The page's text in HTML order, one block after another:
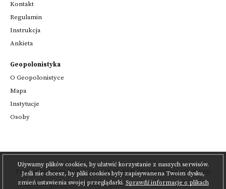
Używamy plików cookies, by ułatwić korzystanie z naszych serwisów.
Jeśli nie chcesz, by pliki cookies były zapisywanena Twoim dysku,
zmień ustawienia swojej przeglądarki. Sprawdź informacje o plikach
Kontakt
Regulamin
Instrukcja
Ankieta
Geopolonistyka
O Geopolonistyce
Mapa
Instytucje
Osoby
ProjektInstytutu Badań Literackich PANiPoznańskiego Centrum
Superkomputerowo-Sieciowego,realizowany we współpracy z